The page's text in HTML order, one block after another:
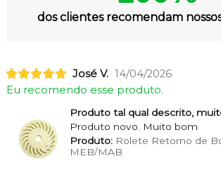
dos clientes recomendam
José V. 14/04/2026
Eu recomendo esse produto.
Produto tal qual descrito,
Produto novo. Muito bom
Produto:Rolete Retorno de
MEB/MAB